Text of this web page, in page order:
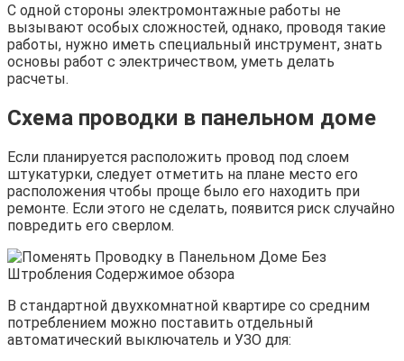
С одной стороны электромонтажные работы не
вызывают особых сложностей, однако, проводя такие
работы, нужно иметь специальный инструмент, знать
основы работ с электричеством, уметь делать
расчеты.
Схема проводки в панельном доме
Если планируется расположить провод под слоем
штукатурки, следует отметить на плане место его
расположения чтобы проще было его находить при
ремонте. Если этого не сделать, появится риск случайно
повредить его сверлом.
В стандартной двухкомнатной квартире со средним
потреблением можно поставить отдельный
автоматический выключатель и УЗО для: